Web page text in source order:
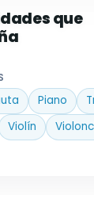
que
Piano
Violín